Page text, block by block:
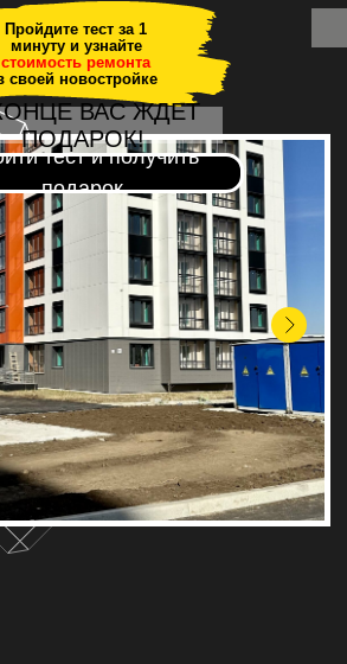
Пройдите тест за 1
минуту и узнайте
стоимость ремонта
своей новостройке
тест и получить
подарок
ВАС ЖДЕТ
ПОДАРОК!